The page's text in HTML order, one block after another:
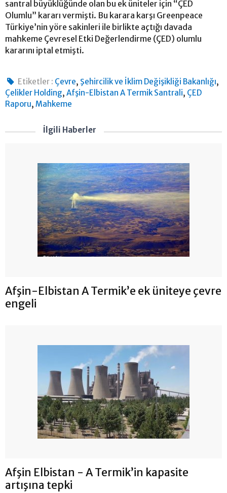
santral büyüklüğünde olan bu ek üniteler için “ÇED
Olumlu” kararı vermişti. Bu karara karşı Greenpeace
Türkiye’nin yöre sakinleri ile birlikte açtığı davada
mahkeme Çevresel Etki Değerlendirme (ÇED) olumlu
kararını iptal etmişti.
Etiketler : Çevre, Şehircilik ve İklim Değişikliği Bakanlığı,
Çelikler Holding, Afşin-Elbistan A Termik Santrali, ÇED
Raporu, Mahkeme
İlgili Haberler
Afşin-Elbistan A Termik’e ek üniteye çevre
engeli
Afşin Elbistan - A Termik’in kapasite
artışına tepki